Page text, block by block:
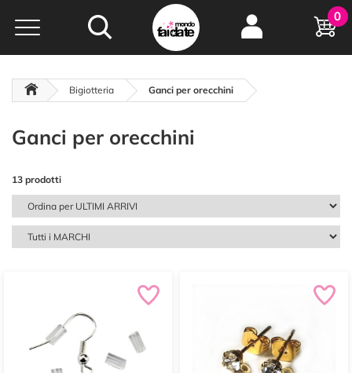
Hobby e
creatività...
oltre 15 anni online
0
Bigiotteria Ganci per orecchini
Ganci per orecchini
13 prodotti